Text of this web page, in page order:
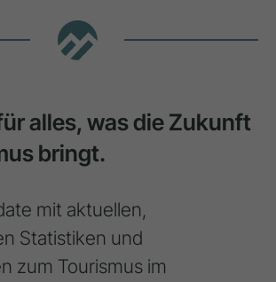
alles, was die Zukunft
bringt.
mit aktuellen,
Statistiken und
zum Tourismus im